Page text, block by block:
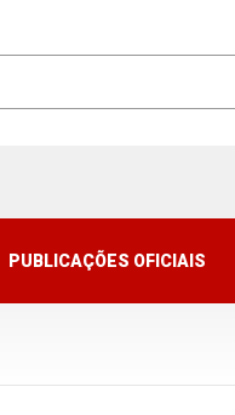
PUBLICAÇÕES OFICIAIS